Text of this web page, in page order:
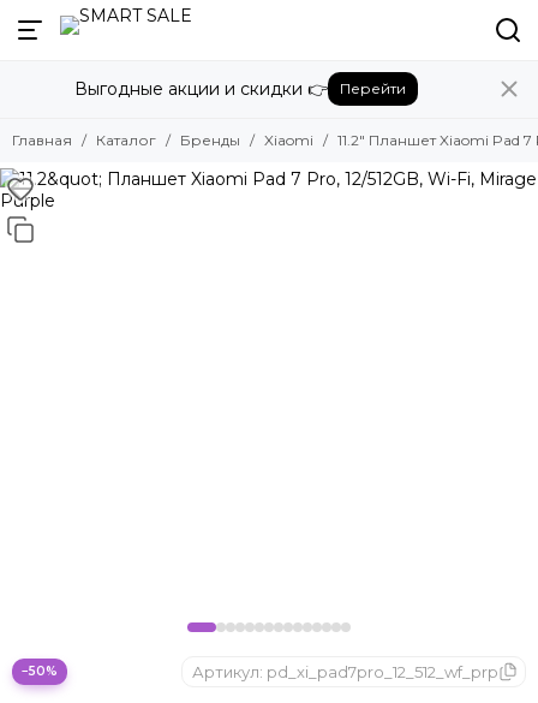
Назад
Бренды
Amazon
Apple
Beats
Bose
ONYX BOOX
Выгодные акции и скидки 👉 Перейти
Главная Каталог Бренды Xiaomi 11.2" Планшет Xiaomi Pad 7
−50% Артикул: pd_xi_pad7pro_12_512_wf_prp